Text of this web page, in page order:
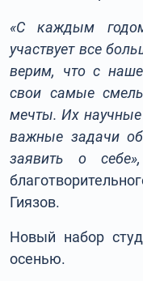
«С каждым
участвует все
верим, что с
свои самые
мечты. Их научные
важные задачи
заявить о себе»,
Гиязов.
Новый набор
осенью.